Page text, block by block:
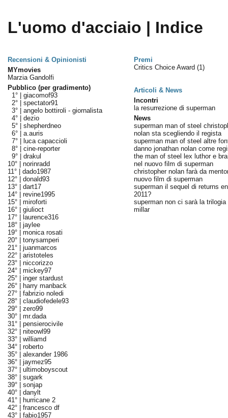
L'uomo d'acciaio | Indice
Recensioni & Opinionisti
Premi
MYmovies
Marzia Gandolfi
Pubblico (per gradimento)
1° | giacomof93
2° | spectator91
3° | angelo bottiroli - giornalista
4° | dezio
5° | shepherdneo
6° | a.auris
7° |
luca capaccioli
8° | cine-reporter
9° | drakul
10° | norinradd
11° | dado1987
12° | donald93
13° | dart17
14° | revine1995
15° | miroforti
16° | giulioct
17° |
laurence316
18° | jaylee
19° | monica rosati
20° | tonysamperi
21° | juanmarcos
22° | aristoteles
23° | niccorizzo
24° | mickey97
25° | inger stardust
26° |
harry manback
27° | fabrizio noledi
28° | claudiofedele93
29° | zero99
30° | mr.dada
31° | pensierocivile
32° | niteowl99
33° | williamd
34° | roberto
35° | alexander 1986
36° | jaymez95
37° | ultimoboyscout
38° | sugark
39° | sonjap
40° | danylt
41° |
hurricane 2
42° | francesco df
43° | fabio1957
Critics Choice Award (1)
Articoli & News
Incontri
la resurrezione di superman
News
superman man of steel
nolan sta scegliendo il regista
superman man of steel altre
danno jonathan nolan come
the man of steel lex luthor e
nel nuovo film di superman
christopher nolan farà da
nuovo film di superman
superman il sequel di returns
2011?
superman non ci sarà la trilogia
millar